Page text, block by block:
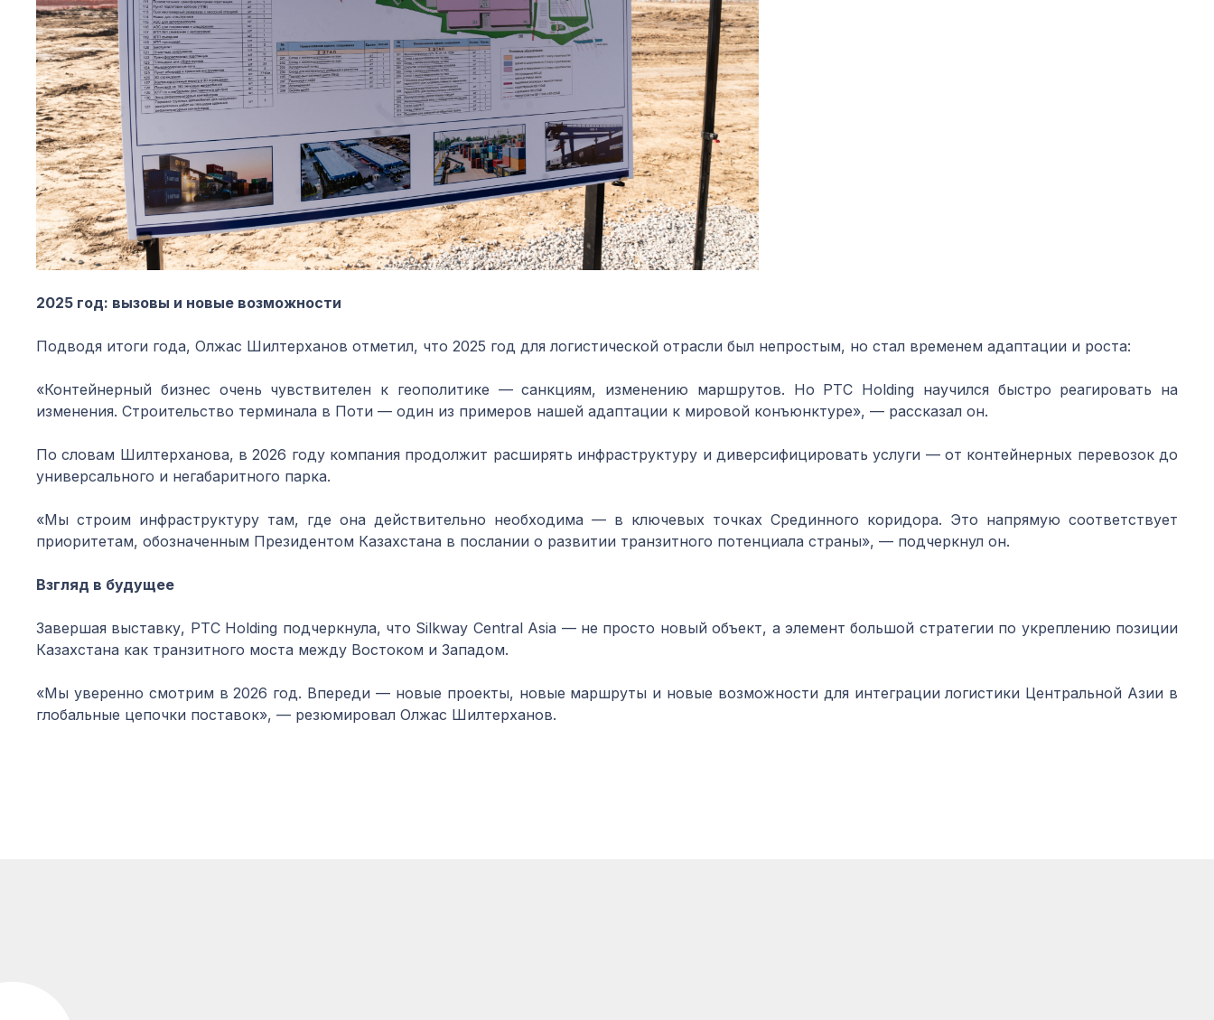
2025 год: вызовы и новые возможности
Подводя итоги года, Олжас Шилтерханов отметил, что 2025 год для логистической отрасли был непростым, но стал временем адаптации и роста:
«Контейнерный бизнес очень чувствителен к геополитике — санкциям, изменению маршрутов. Но PTC Holding научился быстро реагировать на
изменения. Строительство терминала в Поти — один из примеров нашей адаптации к мировой конъюнктуре», — рассказал он.
По словам Шилтерханова, в 2026 году компания продолжит расширять инфраструктуру и диверсифицировать услуги — от контейнерных перевозок до
универсального и негабаритного парка.
«Мы строим инфраструктуру там, где она действительно необходима — в ключевых точках Срединного коридора. Это напрямую соответствует
приоритетам, обозначенным Президентом Казахстана в послании о развитии транзитного потенциала страны», — подчеркнул он.
Взгляд в будущее
Завершая выставку, PTC Holding подчеркнула, что Silkway Central Asia — не просто новый объект, а элемент большой стратегии по укреплению позиции
Казахстана как транзитного моста между Востоком и Западом.
«Мы уверенно смотрим в 2026 год. Впереди — новые проекты, новые маршруты и новые возможности для интеграции логистики Центральной Азии в
глобальные цепочки поставок», — резюмировал Олжас Шилтерханов.